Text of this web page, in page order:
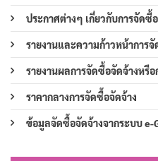
ประกาศต่างๆ เกี่ยวกับการจัดซื้
รายงานและความก้าวหน้าการ
รายงานผลการจัดซื้อจัดจ้างหรื
ราคากลางการจัดซื้อจัดจ้าง
ข้อมูลจัดซื้อจัดจ้างจากระบบ e-